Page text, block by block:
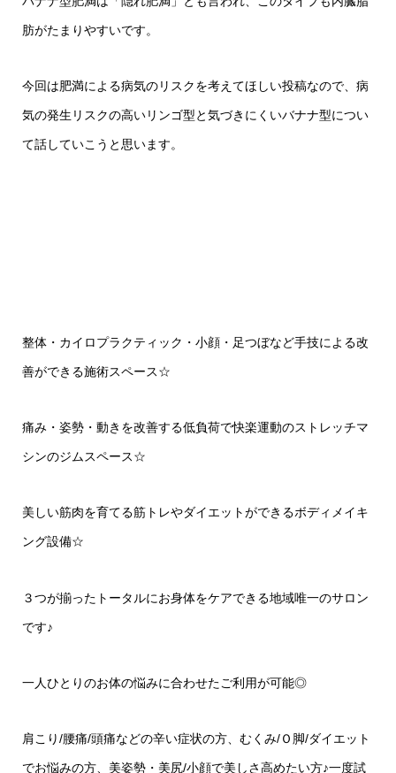
肪がたまりやすいです。
今回は肥満による病気のリスクを考えてほしい投稿なので、病
気の発生リスクの高いリンゴ型と気づきにくいバナナ型につい
て話していこうと思います。
整体・カイロプラクティック・小顔・足つぼなど手技による改
善ができる施術スペース☆
痛み・姿勢・動きを改善する低負荷で快楽運動のストレッチマ
シンのジムスペース☆
美しい筋肉を育てる筋トレやダイエットができるボディメイキ
ング設備☆
３つが揃ったトータルにお身体をケアできる地域唯一のサロン
です♪
一人ひとりのお体の悩みに合わせたご利用が可能◎
肩こり/腰痛/頭痛などの辛い症状の方、むくみ/Ｏ脚/ダイエット
でお悩みの方、美姿勢・美尻/小顔で美しさ高めたい方♪一度試